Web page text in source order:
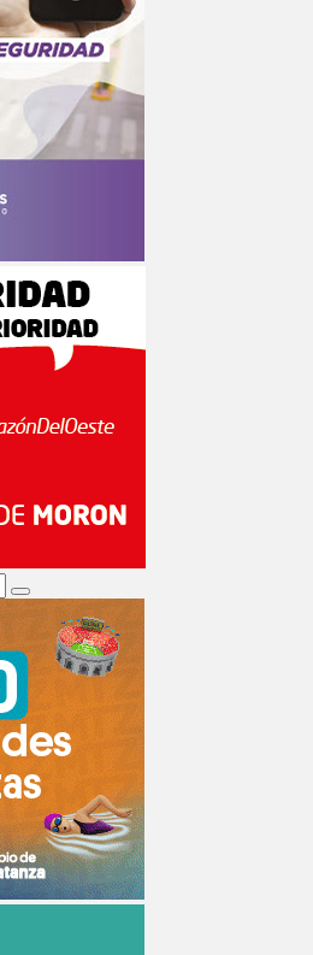
Search